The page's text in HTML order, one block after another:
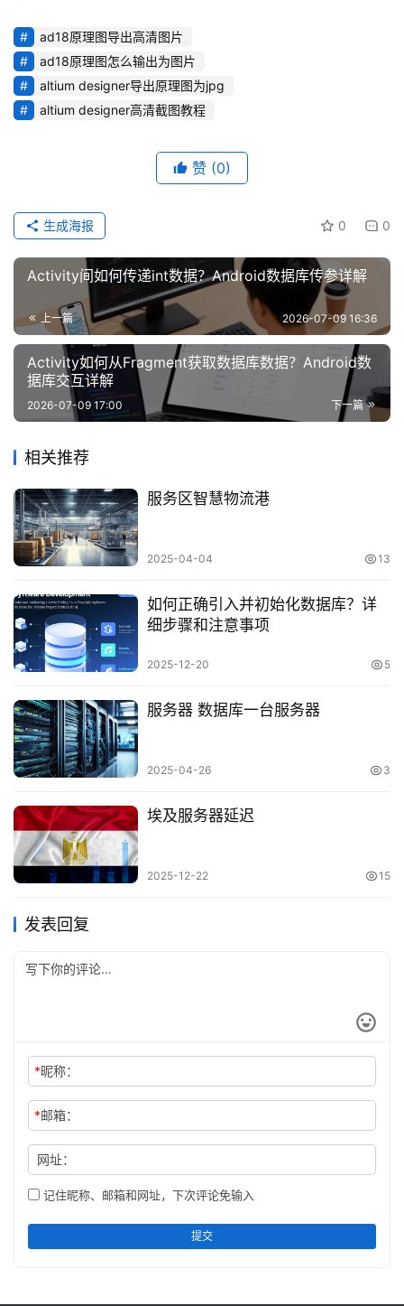
ad18原理图导出高清图片
ad18原理图怎么输出为图片
altium designer导出原理图为jpg
altium designer高清截图教程
赞 (0)
0 0
生成海报
Activity间如何传递int数据？Android数据库传参详解
上一篇 2026-07-09 16:36
Activity如何从Fragment获取数据库数据？Android数
据库交互详解
下一篇
2026-07-09 17:00
相关推荐
服务区智慧物流港
2025-04-04 13
如何正确引入并初始化数据库？详
细步骤和注意事项
2025-12-20 5
服务器 数据库一台服务器
2025-04-26 3
埃及服务器延迟
2025-12-22 15
发表回复
*昵称：
*邮箱：
网址：
记住昵称、邮箱和网址，下次评论免输入
提交